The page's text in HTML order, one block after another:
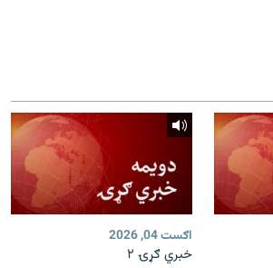
اګست 04, 2026
خبري ګړۍ ۲